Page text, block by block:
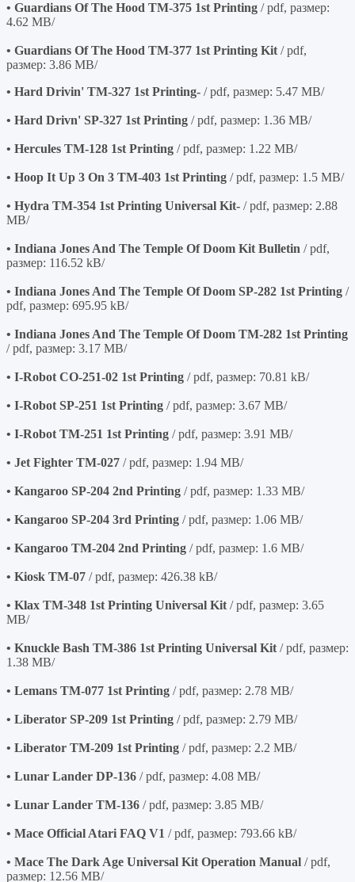
• Guardians Of The Hood TM-375 1st Printing / pdf, размер:
4.62 MB/
• Guardians Of The Hood TM-377 1st Printing Kit/ pdf,
размер: 3.86 MB/
• Hard Drivin' TM-327 1st Printing- / pdf, размер: 5.47 MB/
• Hard Drivn' SP-327 1st Printing / pdf, размер: 1.36 MB/
• Hercules TM-128 1st Printing / pdf, размер: 1.22 MB/
• Hoop It Up 3 On 3 TM-403 1st Printing / pdf, размер: 1.5 MB/
• Hydra TM-354 1st Printing Universal Kit- / pdf, размер: 2.88
MB/
• Indiana Jones And The Temple Of Doom Kit Bulletin / pdf,
размер: 116.52 kB/
• Indiana Jones And The Temple Of Doom SP-282 1st Printing /
pdf, размер: 695.95 kB/
• Indiana Jones And The Temple Of Doom TM-282 1st Printing
/ pdf, размер: 3.17 MB/
• I-Robot CO-251-02 1st Printing / pdf, размер: 70.81 kB/
• I-Robot SP-251 1st Printing / pdf, размер: 3.67 MB/
• I-Robot TM-251 1st Printing / pdf, размер: 3.91 MB/
• Jet Fighter TM-027 / pdf, размер: 1.94 MB/
• Kangaroo SP-204 2nd Printing / pdf, размер: 1.33 MB/
• Kangaroo SP-204 3rd Printing / pdf, размер: 1.06 MB/
• Kangaroo TM-204 2nd Printing / pdf, размер: 1.6 MB/
• Kiosk TM-07 / pdf, размер: 426.38 kB/
• Klax TM-348 1st Printing Universal Kit/ pdf, размер: 3.65
MB/
• Knuckle Bash TM-386 1st Printing Universal Kit/ pdf, размер:
1.38 MB/
• Lemans TM-077 1st Printing / pdf, размер: 2.78 MB/
• Liberator SP-209 1st Printing / pdf, размер: 2.79 MB/
• Liberator TM-209 1st Printing / pdf, размер: 2.2 MB/
• Lunar Lander DP-136 / pdf, размер: 4.08 MB/
• Lunar Lander TM-136 / pdf, размер: 3.85 MB/
• Mace Official Atari FAQ V1 / pdf, размер: 793.66 kB/
• Mace The Dark Age Universal Kit Operation Manual / pdf,
размер: 12.56 MB/